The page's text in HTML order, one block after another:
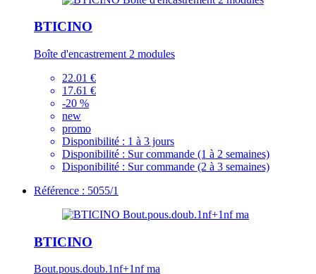
BTICINO
Boîte d'encastrement 2 modules
22.01 €
17.61 €
-20 %
new
promo
Disponibilité : 1 à 3 jours
Disponibilité : Sur commande (1 à 2 semaines)
Disponibilité : Sur commande (2 à 3 semaines)
Référence : 5055/1
BTICINO
Bout.pous.doub.1nf+1nf ma